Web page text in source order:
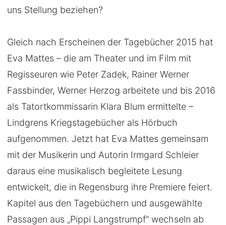
uns Stellung beziehen?
Gleich nach Erscheinen der Tagebücher 2015 hat
Eva Mattes – die am Theater und im Film mit
Regisseuren wie Peter Zadek, Rainer Werner
Fassbinder, Werner Herzog arbeitete und bis 2016
als Tatortkommissarin Klara Blum ermittelte –
Lindgrens Kriegstagebücher als Hörbuch
aufgenommen. Jetzt hat Eva Mattes gemeinsam
mit der Musikerin und Autorin Irmgard Schleier
daraus eine musikalisch begleitete Lesung
entwickelt, die in Regensburg ihre Premiere feiert.
Kapitel aus den Tagebüchern und ausgewählte
Passagen aus „Pippi Langstrumpf“ wechseln ab